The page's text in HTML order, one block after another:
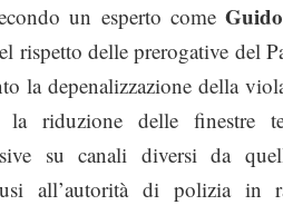
un esperto come
rispetto delle prerogative del
la depenalizzazione della
riduzione delle finestre
su canali diversi da
all’autorità di polizia in